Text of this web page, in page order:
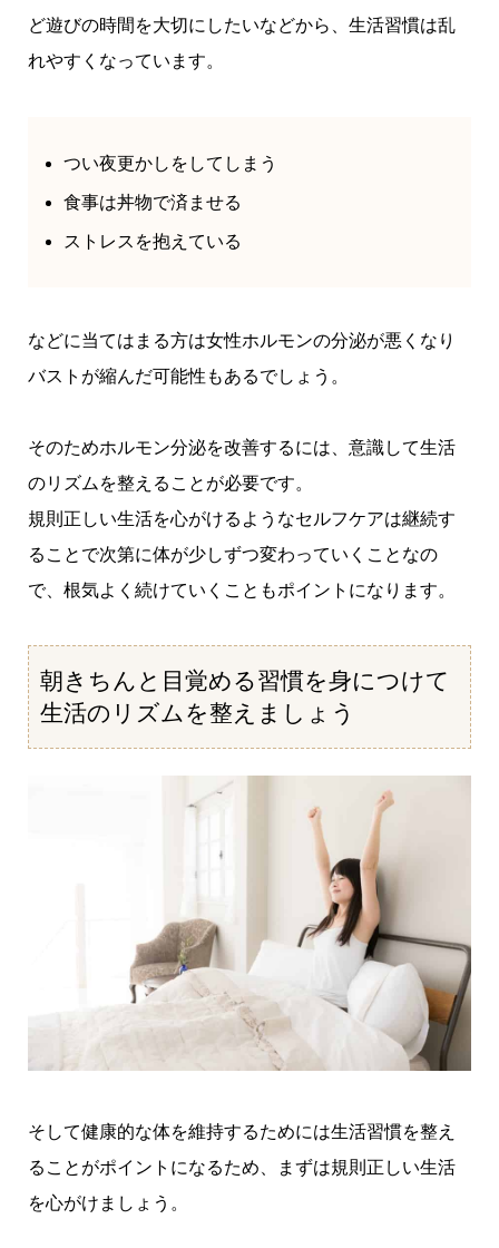
ど遊びの時間を大切にしたいなどから、生活習慣は乱
れやすくなっています。
つい夜更かしをしてしまう
食事は丼物で済ませる
ストレスを抱えている
などに当てはまる方は女性ホルモンの分泌が悪くなり
バストが縮んだ可能性もあるでしょう。
そのためホルモン分泌を改善するには、意識して生活
のリズムを整えることが必要です。
規則正しい生活を心がけるようなセルフケアは継続す
ることで次第に体が少しずつ変わっていくことなの
で、根気よく続けていくこともポイントになります。
朝きちんと目覚める習慣を身につけて
生活のリズムを整えましょう
そして健康的な体を維持するためには生活習慣を整え
ることがポイントになるため、まずは規則正しい生活
を心がけましょう。